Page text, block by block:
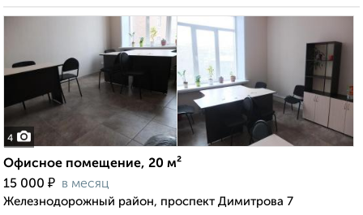
4
Офисное помещение, 20 м²
15 000 ₽ в месяц
Железнодорожный район, проспект Димитрова 7